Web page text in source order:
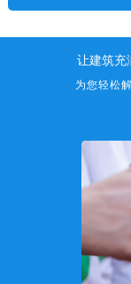
让建筑充
为您轻松